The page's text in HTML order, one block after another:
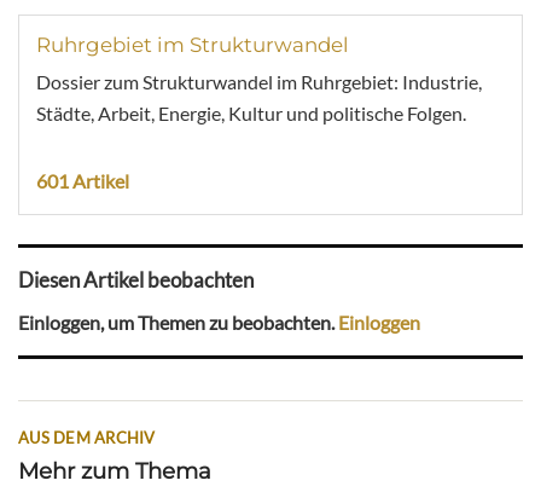
Ruhrgebiet im Strukturwandel
Dossier zum Strukturwandel im Ruhrgebiet: Industrie,
Städte, Arbeit, Energie, Kultur und politische Folgen.
601 Artikel
Diesen Artikel beobachten
Einloggen, um Themen zu beobachten.Einloggen
AUS DEM ARCHIV
Mehr zum Thema